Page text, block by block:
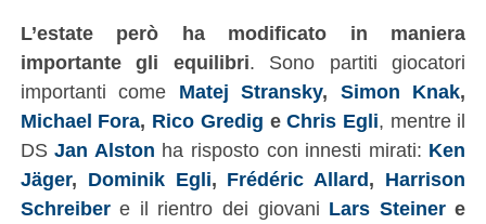
L’estate però ha modificato in maniera
importante gli equilibri. Sono partiti giocatori
importanti come Matej Stransky, Simon Knak,
Michael Fora, Rico Gredig eChris Egli, mentre il
DSJan Alston ha risposto con innesti mirati: Ken
Jäger, Dominik Egli, Frédéric Allard, Harrison
Schreibere il rientro dei giovani Lars Steinere